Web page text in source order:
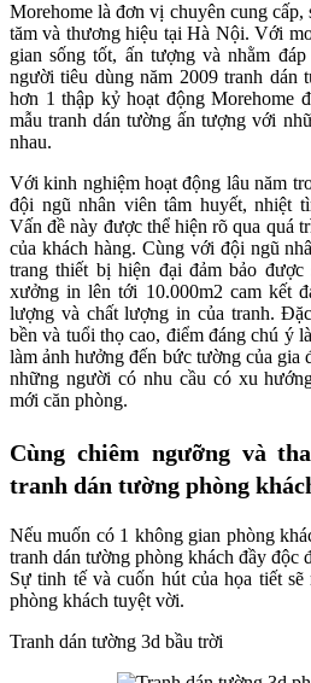
Morehome là đơn vị chuyên cung
tăm và thương hiệu tại Hà Nội. Với
gian sống tốt, ấn tượng và nhằm
người tiêu dùng năm 2009 tranh dán
hơn 1 thập kỷ hoạt động Morehome
mẫu tranh dán tường ấn tượng với
nhau.
Với kinh nghiệm hoạt động lâu năm
đội ngũ nhân viên tâm huyết, nhiệt
Vấn đề này được thể hiện rõ qua quá
của khách hàng. Cùng với đội ngũ
trang thiết bị hiện đại đảm bảo được
xưởng in lên tới 10.000m2 cam kết
lượng và chất lượng in của tranh.
bền và tuổi thọ cao, điểm đáng chú ý
làm ảnh hưởng đến bức tường của gia
những người có nhu cầu có xu
mới căn phòng.
Cùng chiêm ngưỡng và
tranh dán tường phòng
Nếu muốn có 1 không gian phòng
tranh dán tường phòng khách đầy độc
Sự tinh tế và cuốn hút của họa tiết
phòng khách tuyệt vời.
Tranh dán tường 3d bầu trời